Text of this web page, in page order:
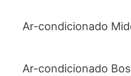
Ar-condicionado
Ar-condicionado